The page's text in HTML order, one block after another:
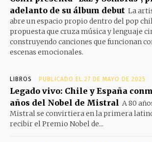
adelanto de su álbum debut La
abre un espacio propio dentro del pop
propuesta que cruza música y lenguaje
construyendo canciones que funcionan
escenas emocionales.
LIBROS PUBLICADO EL 27 DE MAYO DE 2025
Legado vivo: Chile y España
años del Nobel de Mistral A 80
Mistral se convirtiera en la primera
recibir el Premio Nobel de...